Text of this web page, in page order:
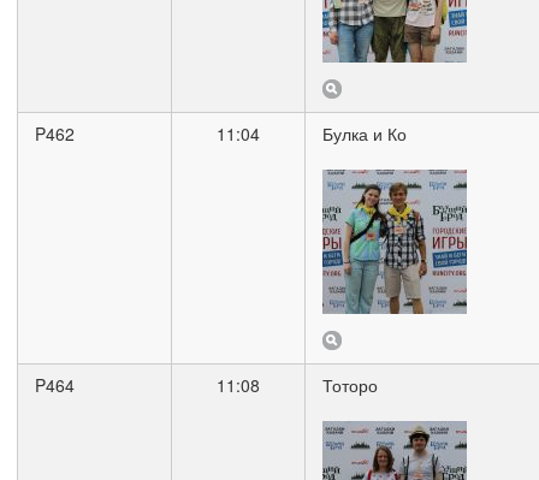
P462 11:04 Булка и Ко
P464 11:08 Тоторо